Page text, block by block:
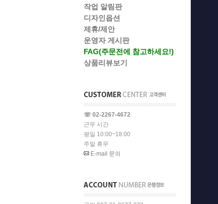
작업 알림판
디자인옵션
제휴/제안
운영자 게시판
FAG(주문전에 참고하세요!)
상품리뷰보기
☏ 02-2267-4672
근무 시간
평일 10:00~18:00
주말 휴무
E-mail 문의